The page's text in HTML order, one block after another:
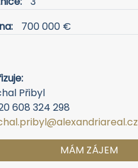
700 000 €
Přibyl
608 324 298
MÁM ZÁJEM